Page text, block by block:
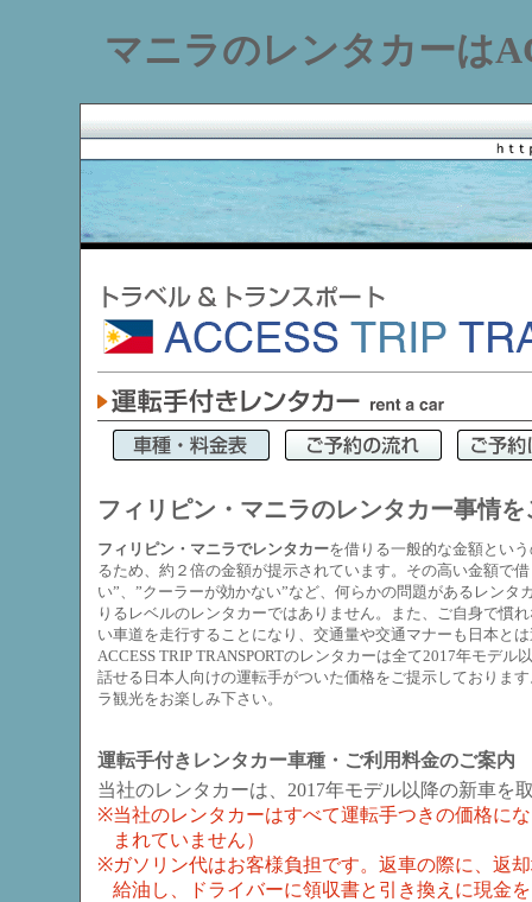
マニラのレンタカーは
フィリピン・マニラのレンタカー事情
フィリピン・マニラでレンタカーを借りる一般的な金額とい
るため、約２倍の金額が提示されています。その高い金額で
い”、”クーラーが効かない”など、何らかの問題があるレンタ
りるレベルのレンタカーではありません。また、ご自身で慣
い車道を走行することになり、交通量や交通マナーも日本と
ACCESS TRIP TRANSPORTのレンタカーは全て2017年モデ
話せる日本人向けの運転手がついた価格をご提示しておりま
ラ観光をお楽しみ下さい。
運転手付きレンタカー車種・ご利用料金のご案内
当社のレンタカーは、2017年モデル以降の新車を
※当社のレンタカーはすべて運転手つきの価格に
まれていません）
※ガソリン代はお客様負担です。返車の際に、返
給油し、ドライバーに領収書と引き換えに現金